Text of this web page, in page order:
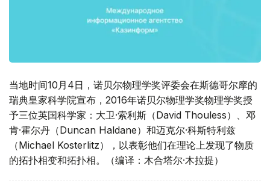
当地时间10月4日，诺贝尔物理学奖评委会在斯德哥尔摩的
瑞典皇家科学院宣布，2016年诺贝尔物理学奖物理学奖授
予三位英国科学家：大卫·索利斯（David Thouless）、邓
肯·霍尔丹（Duncan Haldane）和迈克尔·科斯特利兹
（Michael Kosterlitz），以表彰他们在理论上发现了物质
的拓扑相变和拓扑相。（编译：木合塔尔·木拉提）